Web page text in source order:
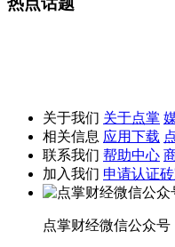
关于我们 关于点掌
相关信息 应用下载
联系我们 帮助中心
加入我们 申请认证
点掌财经微信公众号